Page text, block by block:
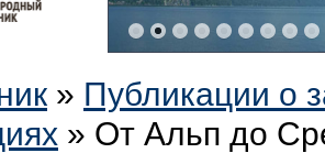
» Публикации о
» От Альп до